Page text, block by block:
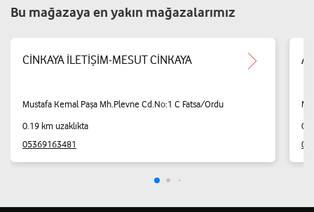
Bu mağazaya en yakın mağazalarımız
CİNKAYA İLETİŞİM-MESUT CİNKAYA
Mustafa Kemal Paşa Mh.Plevne Cd.No:1 C Fatsa/Ordu
0.19 km uzaklıkta
05369163481